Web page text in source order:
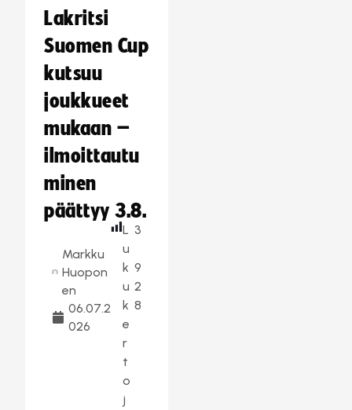
Lakritsi
Suomen Cup
kutsuu
joukkueet
mukaan –
ilmoittautu
minen
päättyy 3.8.
Markku
Huopon
en
06.07.2
026
L
u
k
u
k
e
r
t
o
j
3
9
2
8